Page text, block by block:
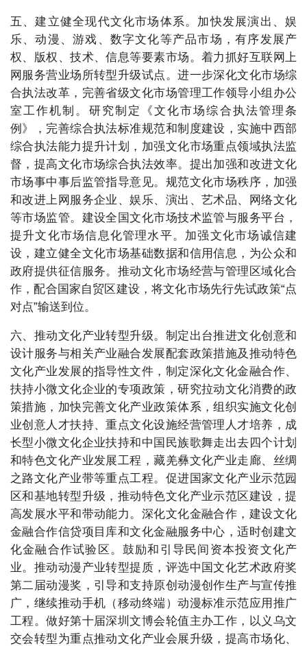
五、建立健全现代文化市场体系。加快发展演出、娱
乐、动漫、游戏、数字文化等产品市场，有序发展产
权、版权、技术、信息等要素市场。着力抓好互联网上
网服务营业场所转型升级试点。进一步深化文化市场综
合执法改革，完善省级文化市场管理工作领导小组办公
室工作机制。研究制定《文化市场综合执法管理条
例》，完善综合执法标准规范和制度建设，实施中西部
综合执法能力提升计划，加强文化市场重点领域执法监
督，提高文化市场综合执法效率。提出加强和改进文化
市场事中事后监管指导意见。规范文化市场秩序，加强
和改进上网服务企业、娱乐、演出、艺术品、网络文化
等市场监管。建设全国文化市场技术监管与服务平台，
提升文化市场信息化管理水平。加强文化市场诚信建
设，建立健全文化市场基础数据和信用信息，为公众和
政府提供征信服务。推动文化市场经营与管理区域化合
作，配合国家自贸区建设，将文化市场先行先试政策“点
对点”输送到位。
六、推动文化产业转型升级。制定出台推进文化创意和
设计服务与相关产业融合发展配套政策措施及推动特色
文化产业发展的指导性文件，制定深化文化金融合作、
扶持小微文化企业的专项政策，研究拉动文化消费的政
策措施，加快完善文化产业政策体系，组织实施文化创
业创意人才扶持、重点文化设施经营管理人才培养，成
长型小微文化企业扶持和中国民族歌舞走出去四个计划
和特色文化产业发展工程，藏羌彝文化产业走廊、丝绸
之路文化产业带等重点工程。促进国家文化产业示范园
区和基地转型升级，推动特色文化产业示范区建设，提
高发展水平和带动能力。深化文化金融合作，建设文化
金融合作信贷项目库和文化金融服务中心，适时创建文
化金融合作试验区。鼓励和引导民间资本投资文化产
业。推动动漫产业转型提质，评选中国文化艺术政府奖
第二届动漫奖，引导和支持原创动漫创作生产与宣传推
广，继续推动手机（移动终端）动漫标准示范应用推广
工程。做好第十届深圳文博会轮值主办工作，以义乌文
交会转型为重点推动文化产业会展升级，提高市场化、